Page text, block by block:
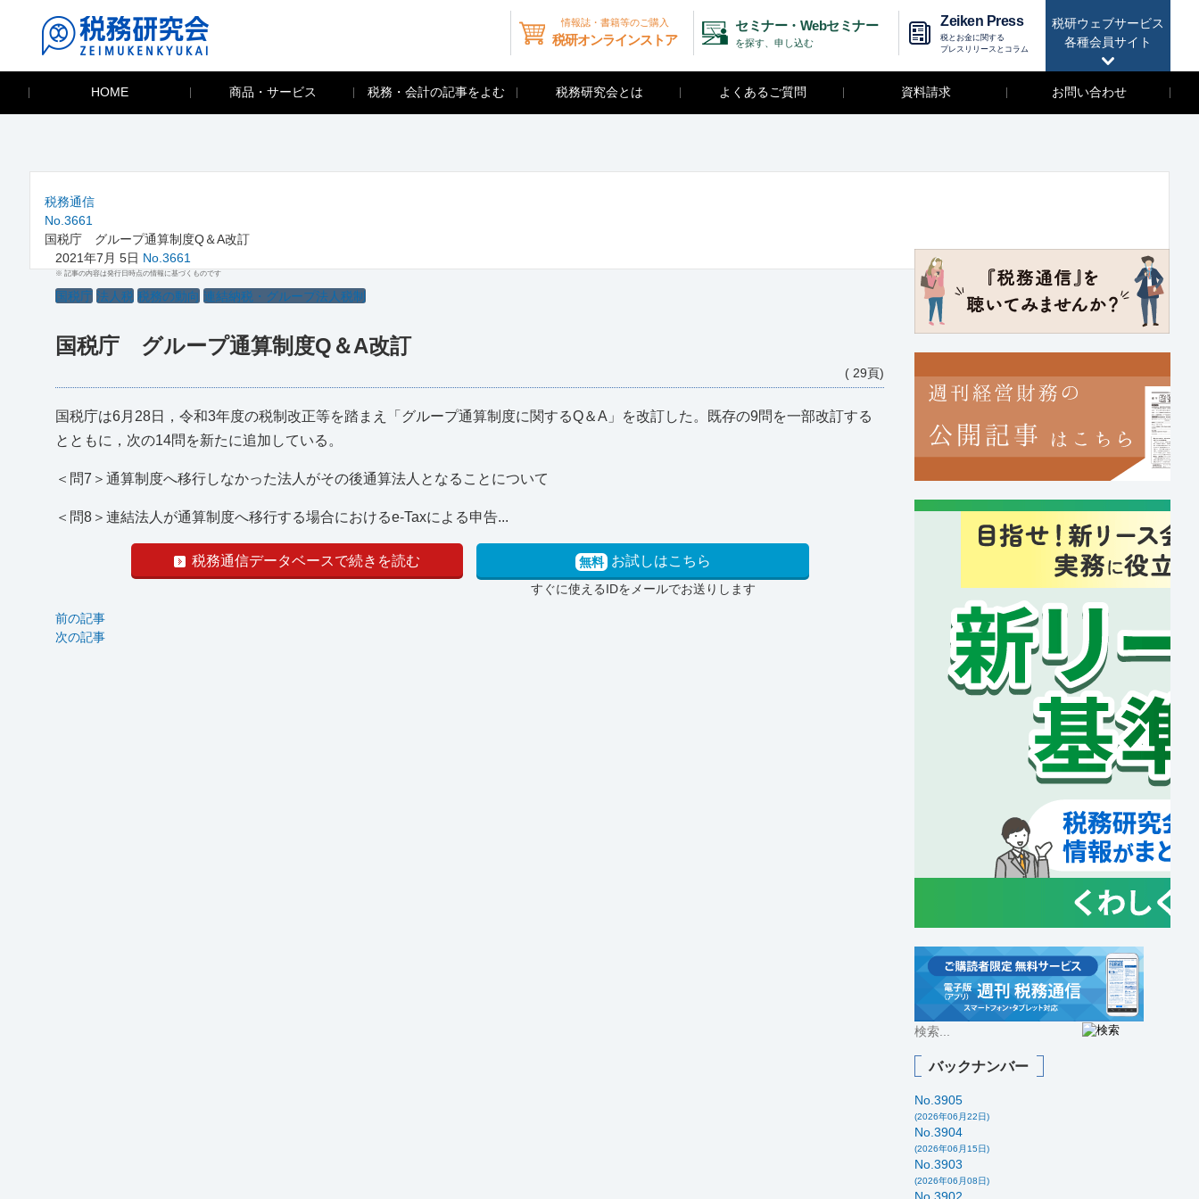
税研ウェブサービス
各種会員サイト
情報誌・書籍等のご購入
税研オンラインストア
セミナー・Webセミナー
を探す、申し込む
Zeiken Press
税とお金に関する
プレスリリースとコラム
HOME 商品・サービス 税務・会計の記事をよむ 税務研究会とは よくあるご質問 資料請求 お問い合わせ
税務通信
No.3661
国税庁 グループ通算制度Q＆A改訂
2021年7月 5日 No.3661
※ 記事の内容は発行日時点の情報に基づくものです
国税庁 法人税 税務の動向 連結納税・グループ法人税制
国税庁 グループ通算制度Q＆A改訂
( 29頁)
国税庁は6月28日，令和3年度の税制改正等を踏まえ「グループ通算制度に関するQ＆A」を改訂した。既存の9問を一部改訂する
とともに，次の14問を新たに追加している。
＜問7＞通算制度へ移行しなかった法人がその後通算法人となることについて
＜問8＞連結法人が通算制度へ移行する場合におけるe-Taxによる申告...
税務通信データベースで続きを読む 無料 お試しはこちら
すぐに使えるIDをメールでお送りします
前の記事
次の記事
バックナンバー
No.3905
(2026年06月22日)
No.3904
(2026年06月15日)
No.3903
(2026年06月08日)